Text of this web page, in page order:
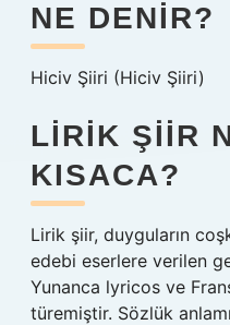
NE DENIR?
Hiciv Şiiri (Hiciv Şiiri)
LIRIK ŞIIR
KISACA?
Lirik şiir, duyguların
edebi eserlere verilen
Yunanca lyricos ve
türemiştir. Sözlük